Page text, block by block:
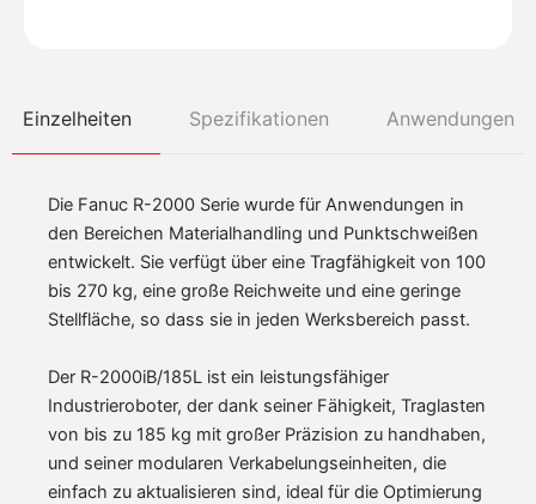
Einzelheiten Spezifikationen Anwendungen
Die Fanuc R-2000 Serie wurde für Anwendungen in
den Bereichen Materialhandling und Punktschweißen
entwickelt. Sie verfügt über eine Tragfähigkeit von 100
bis 270 kg, eine große Reichweite und eine geringe
Stellfläche, so dass sie in jeden Werksbereich passt.
Der R-2000iB/185L ist ein leistungsfähiger
Industrieroboter, der dank seiner Fähigkeit, Traglasten
von bis zu 185 kg mit großer Präzision zu handhaben,
und seiner modularen Verkabelungseinheiten, die
einfach zu aktualisieren sind, ideal für die Optimierung